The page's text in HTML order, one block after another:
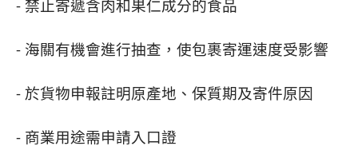
- 禁止寄遞含肉和果仁成分的食品
- 海關有機會進行抽查，使包裹寄運速度受影響
- 於貨物申報註明原產地、保質期及寄件原因
- 商業用途需申請入口證